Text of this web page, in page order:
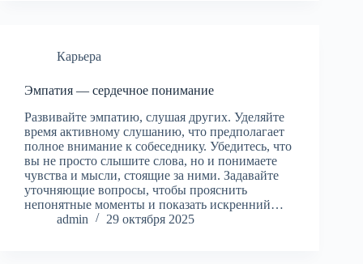
Карьера
Эмпатия — сердечное понимание
Развивайте эмпатию, слушая других. Уделяйте
время активному слушанию, что предполагает
полное внимание к собеседнику. Убедитесь, что
вы не просто слышите слова, но и понимаете
чувства и мысли, стоящие за ними. Задавайте
уточняющие вопросы, чтобы прояснить
непонятные моменты и показать искренний…
admin
29 октября 2025